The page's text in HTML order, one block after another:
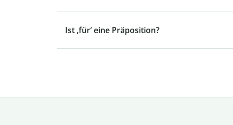
Ist ‚für‘ eine Präposition?